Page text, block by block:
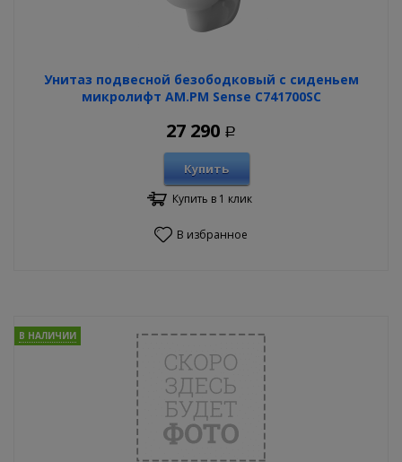
Унитаз подвесной безободковый с сиденьем
микролифт AM.PM Sense C741700SC
27 290 Р
Купить
Купить в 1 клик
В избранное
В НАЛИЧИИ